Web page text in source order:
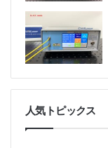
人気トピックス